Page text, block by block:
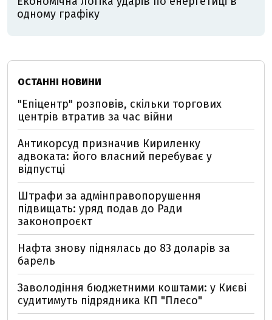
одному графіку
ОСТАННІ НОВИНИ
"Епіцентр" розповів, скільки торгових
центрів втратив за час війни
Антикорсуд призначив Кириленку
адвоката: його власний перебуває у
відпустці
Штрафи за адмінправопорушення
підвищать: уряд подав до Ради
законопроєкт
Нафта знову піднялась до 83 доларів за
барель
Заволодіння бюджетними коштами: у Києві
судитимуть підрядника КП "Плесо"